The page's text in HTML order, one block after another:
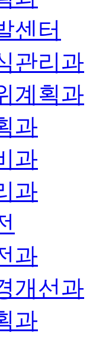
센터
관리과
계획과
과
과
과
과
개선과
과